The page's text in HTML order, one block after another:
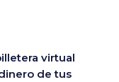
virtual
de tus